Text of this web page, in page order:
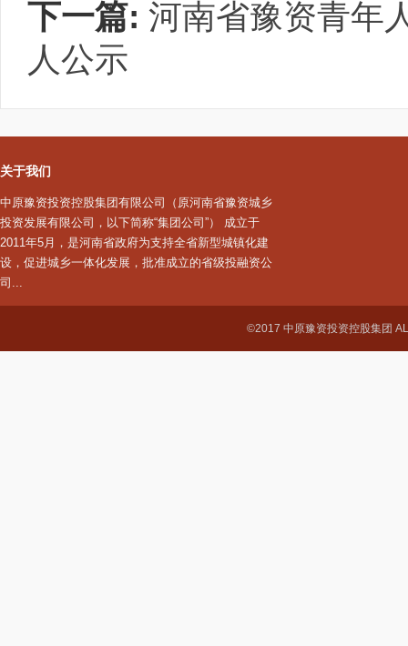
下一篇: 河南省豫资青年
人公示
关于我们
中原豫资投资控股集团有限公司（原河南省豫资城乡
投资发展有限公司，以下简称“集团公司”） 成立于
2011年5月，是河南省政府为支持全省新型城镇化建
设，促进城乡一体化发展，批准成立的省级投融资公
司...
©2017 中原豫资投资控股集团